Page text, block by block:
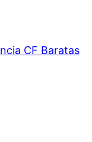
CF Baratas